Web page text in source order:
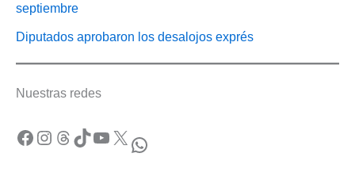
septiembre
Diputados aprobaron los desalojos exprés
Nuestras redes
Facebook Instagram Threads TikTok YouTube X WhatsApp